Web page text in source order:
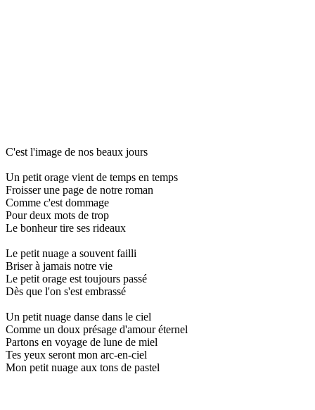
C'est l'image de nos beaux jours
Un petit orage vient de temps en temps
Froisser une page de notre roman
Comme c'est dommage
Pour deux mots de trop
Le bonheur tire ses rideaux
Le petit nuage a souvent failli
Briser à jamais notre vie
Le petit orage est toujours passé
Dès que l'on s'est embrassé
Un petit nuage danse dans le ciel
Comme un doux présage d'amour éternel
Partons en voyage de lune de miel
Tes yeux seront mon arc-en-ciel
Mon petit nuage aux tons de pastel